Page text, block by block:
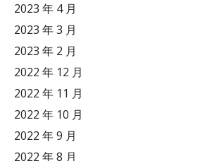
2023 年 4 月
2023 年 3 月
2023 年 2 月
2022 年 12 月
2022 年 11 月
2022 年 10 月
2022 年 9 月
2022 年 8 月